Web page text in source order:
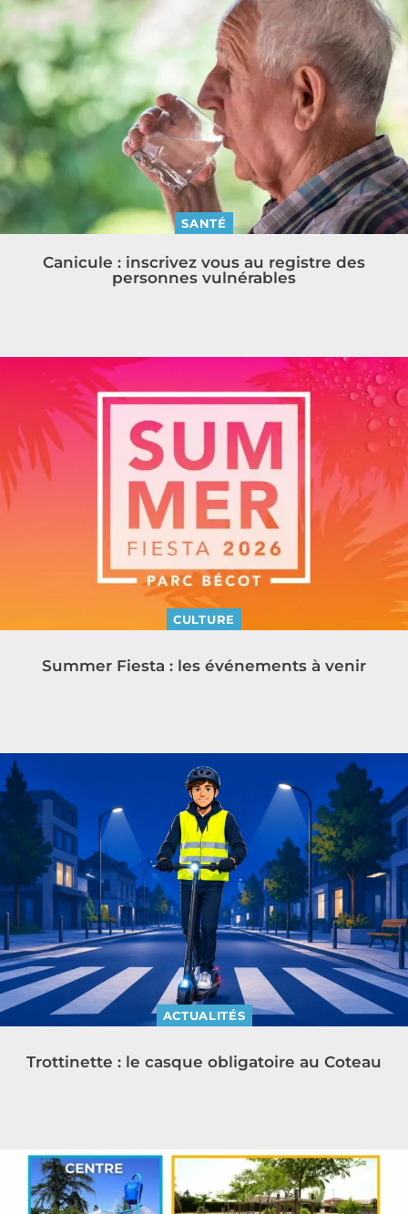
SANTÉ
Canicule : inscrivez vous au registre des
personnes vulnérables
CULTURE
Summer Fiesta : les événements à venir
ACTUALITÉS
Trottinette : le casque obligatoire au Coteau